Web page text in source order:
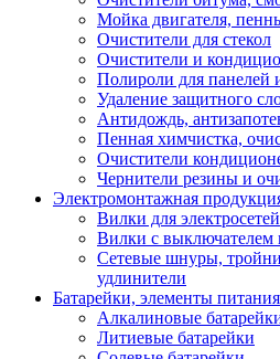
Мойка двигателя,
Очистители для стекол
Очистители и
Полироли для панелей
Удаление защитного
Антидождь,
Пенная химчистка,
Очистители
Чернители резины и
Электромонтажная
Вилки для электросетей
Вилки с выключателем
Сетевые шнуры,
удлинители
Батарейки, элементы питания
Алкалиновые
Литиевые батарейки